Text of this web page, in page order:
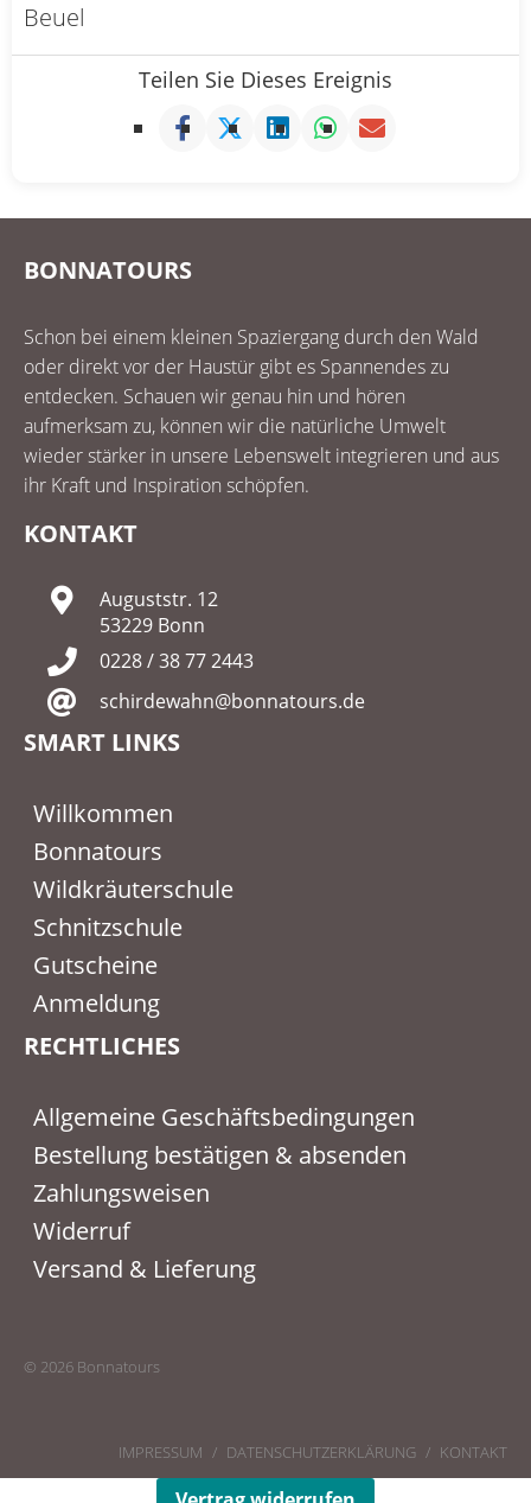
Beuel
Teilen Sie Dieses Ereignis
BONNATOURS
Schon bei einem kleinen Spaziergang durch den Wald
oder direkt vor der Haustür gibt es Spannendes zu
entdecken. Schauen wir genau hin und hören
aufmerksam zu, können wir die natürliche Umwelt
wieder stärker in unsere Lebenswelt integrieren und aus
ihr Kraft und Inspiration schöpfen.
KONTAKT
Auguststr. 12
53229 Bonn
0228 / 38 77 2443
schirdewahn@bonnatours.de
SMART LINKS
Willkommen
Bonnatours
Wildkräuterschule
Schnitzschule
Gutscheine
Anmeldung
RECHTLICHES
Allgemeine Geschäftsbedingungen
Bestellung bestätigen & absenden
Zahlungsweisen
Widerruf
Versand & Lieferung
© 2026 Bonnatours
IMPRESSUM DATENSCHUTZERKLÄRUNG KONTAKT